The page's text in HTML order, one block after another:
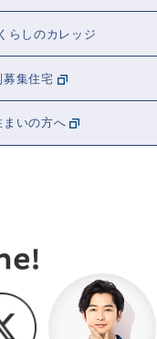
らしのカレッジ
募集住宅
まいの方へ